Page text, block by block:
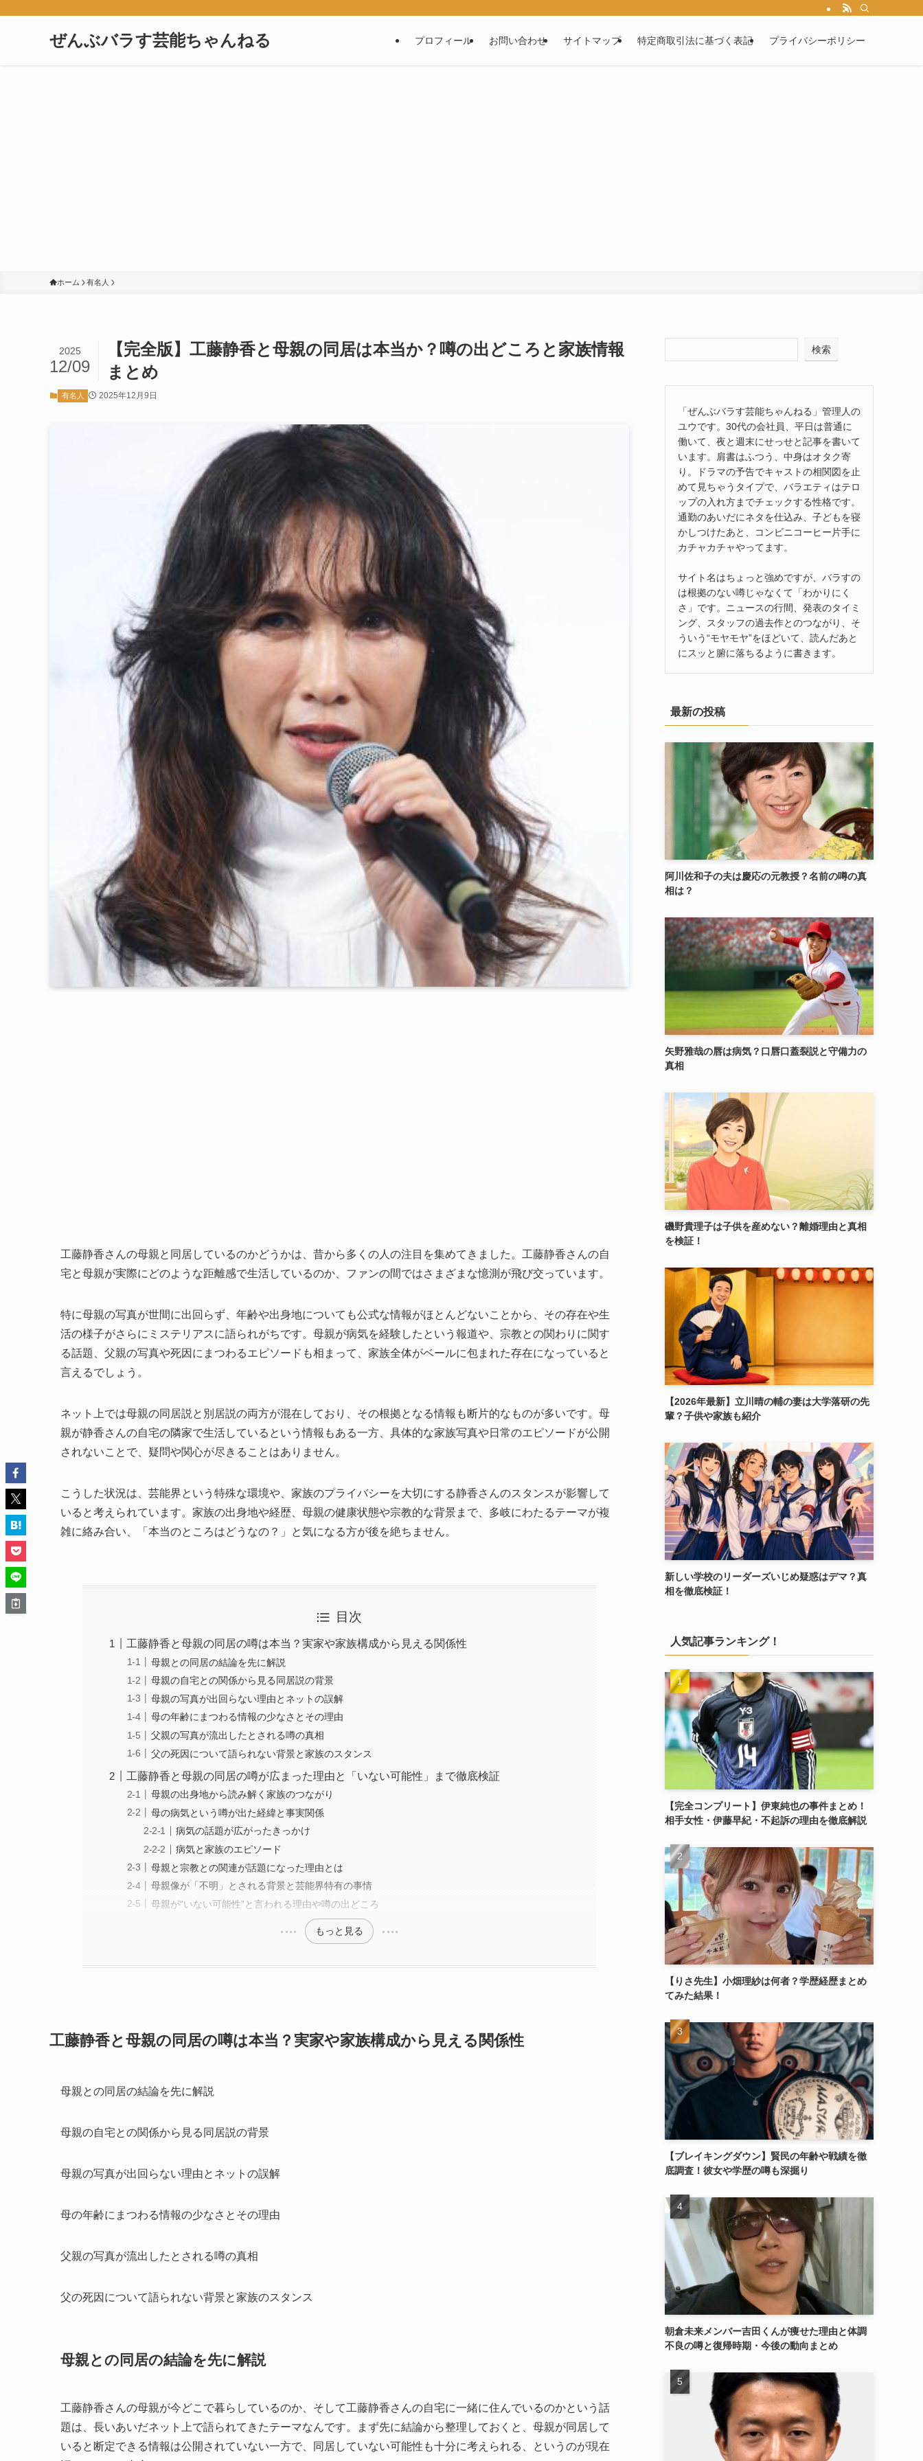
ぜんぶバラす芸能ちゃんねる プロフィール お問い合わせ サイトマップ 特定商取引法に基づく表記 プライバシーポリシー
ホーム 有名人
【完全版】工藤静香と母親の同居は本当か？噂の出どころと家族情報
まとめ
2025
12/09
有名人 2025年12月9日
工藤静香さんの母親と同居しているのかどうかは、昔から多くの人の注目を集めてきました。工藤静香さんの自
宅と母親が実際にどのような距離感で生活しているのか、ファンの間ではさまざまな憶測が飛び交っています。
特に母親の写真が世間に出回らず、年齢や出身地についても公式な情報がほとんどないことから、その存在や生
活の様子がさらにミステリアスに語られがちです。母親が病気を経験したという報道や、宗教との関わりに関す
る話題、父親の写真や死因にまつわるエピソードも相まって、家族全体がベールに包まれた存在になっていると
言えるでしょう。
ネット上では母親の同居説と別居説の両方が混在しており、その根拠となる情報も断片的なものが多いです。母
親が静香さんの自宅の隣家で生活しているという情報もある一方、具体的な家族写真や日常のエピソードが公開
されないことで、疑問や関心が尽きることはありません。
こうした状況は、芸能界という特殊な環境や、家族のプライバシーを大切にする静香さんのスタンスが影響して
いると考えられています。家族の出身地や経歴、母親の健康状態や宗教的な背景まで、多岐にわたるテーマが複
雑に絡み合い、「本当のところはどうなの？」と気になる方が後を絶ちません。
目次
工藤静香と母親の同居の噂は本当？実家や家族構成から見える関係性
母親との同居の結論を先に解説
母親の自宅との関係から見る同居説の背景
母親の写真が出回らない理由とネットの誤解
母の年齢にまつわる情報の少なさとその理由
父親の写真が流出したとされる噂の真相
父の死因について語られない背景と家族のスタンス
工藤静香と母親の同居の噂が広まった理由と「いない可能性」まで徹底検証
母親の出身地から読み解く家族のつながり
母の病気という噂が出た経緯と事実関係
病気の話題が広がったきっかけ
病気と家族のエピソード
母親と宗教との関連が話題になった理由とは
母親像が「不明」とされる背景と芸能界特有の事情
母親が“いない可能性”と言われる理由や噂の出どころ
もっと見る
工藤静香と母親の同居の噂は本当？実家や家族構成から見える関係性
母親との同居の結論を先に解説
母親の自宅との関係から見る同居説の背景
母親の写真が出回らない理由とネットの誤解
母の年齢にまつわる情報の少なさとその理由
父親の写真が流出したとされる噂の真相
父の死因について語られない背景と家族のスタンス
母親との同居の結論を先に解説
工藤静香さんの母親が今どこで暮らしているのか、そして工藤静香さんの自宅に一緒に住んでいるのかという話
題は、長いあいだネット上で語られてきたテーマなんです。まず先に結論から整理しておくと、母親が同居して
いると断定できる情報は公開されていない一方で、同居していない可能性も十分に考えられる、というのが現在
検索
「ぜんぶバラす芸能ちゃんねる」管理人の
ユウです。30代の会社員、平日は普通に
働いて、夜と週末にせっせと記事を書いて
います。肩書はふつう、中身はオタク寄
り。ドラマの予告でキャストの相関図を止
めて見ちゃうタイプで、バラエティはテロ
ップの入れ方までチェックする性格です。
通勤のあいだにネタを仕込み、子どもを寝
かしつけたあと、コンビニコーヒー片手に
カチャカチャやってます。
サイト名はちょっと強めですが、バラすの
は根拠のない噂じゃなくて「わかりにく
さ」です。ニュースの行間、発表のタイミ
ング、スタッフの過去作とのつながり、そ
ういう“モヤモヤ”をほどいて、読んだあと
にスッと腑に落ちるように書きます。
最新の投稿
阿川佐和子の夫は慶応の元教授？名前の噂の真
相は？
矢野雅哉の唇は病気？口唇口蓋裂説と守備力の
真相
磯野貴理子は子供を産めない？離婚理由と真相
を検証！
【2026年最新】立川晴の輔の妻は大学落研の先
輩？子供や家族も紹介
新しい学校のリーダーズいじめ疑惑はデマ？真
相を徹底検証！
人気記事ランキング！
【完全コンプリート】伊東純也の事件まとめ！
相手女性・伊藤早紀・不起訴の理由を徹底解説
【りさ先生】小畑理紗は何者？学歴経歴まとめ
てみた結果！
【ブレイキングダウン】賢民の年齢や戦績を徹
底調査！彼女や学歴の噂も深掘り
朝倉未来メンバー吉田くんが痩せた理由と体調
不良の噂と復帰時期・今後の動向まとめ